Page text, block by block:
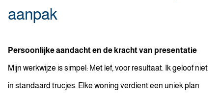
aanpak
Persoonlijke aandacht en de kracht van presentatie
Mijn werkwijze is simpel: Met lef, voor resultaat. Ik geloof niet
in standaard trucjes. Elke woning verdient een uniek plan